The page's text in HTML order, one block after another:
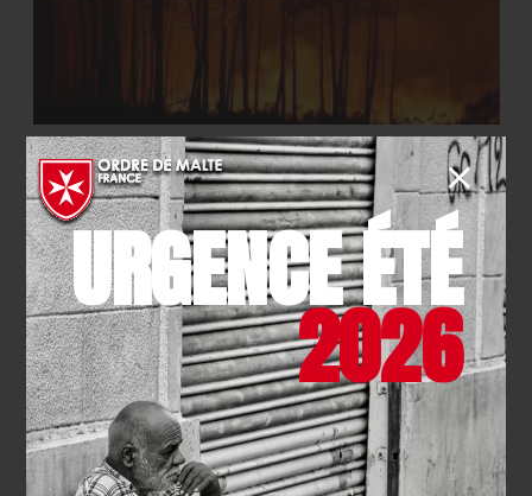
SECOURISME- 27.07.2026
Urgence incendies : l’Ordre de
Malte France mobilisé
EN SAVOIR PLUS
URGENCE ÉTÉ
2026